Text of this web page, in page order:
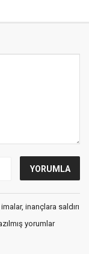
inançlara saldırı
yorumlar